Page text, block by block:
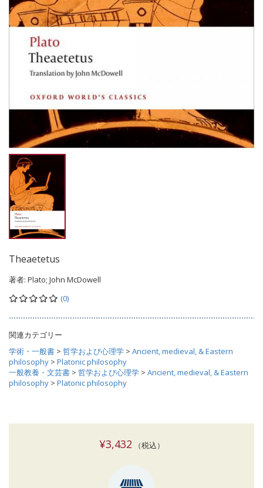
Theaetetus
著者: Plato; John McDowell
(0)
関連カテゴリー
学術・一般書 > 哲学および心理学 > Ancient, medieval, & Eastern
philosophy > Platonic philosophy
一般教養・文芸書 > 哲学および心理学 > Ancient, medieval, & Eastern
philosophy > Platonic philosophy
¥3,432 （税込）